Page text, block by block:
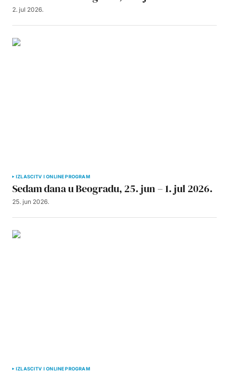
2. jul 2026.
IZLASCITV I ONLINE PROGRAM
Sedam dana u Beogradu, 25. jun – 1. jul 2026.
25. jun 2026.
IZLASCITV I ONLINE PROGRAM